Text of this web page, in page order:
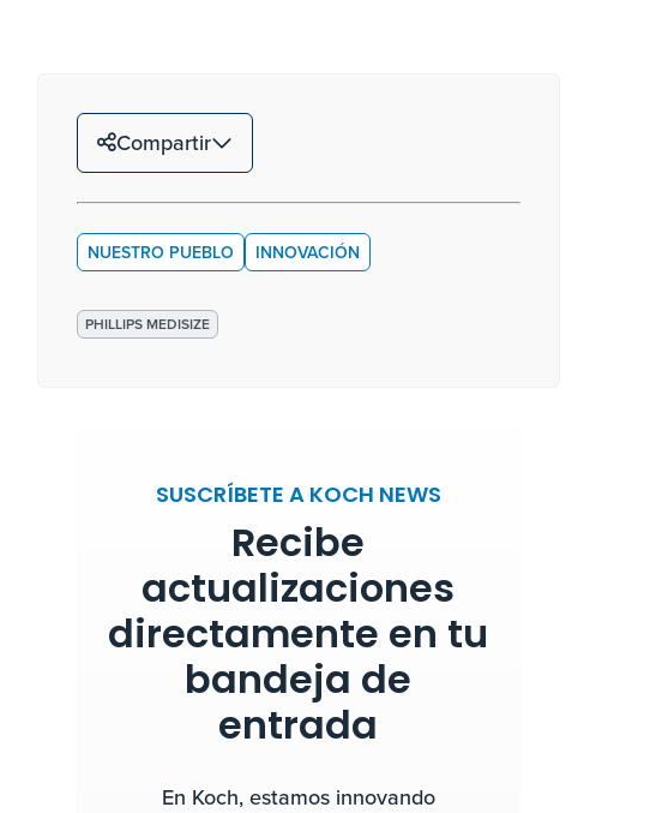
Compartir
NUESTRO PUEBLO INNOVACIÓN
PHILLIPS MEDISIZE
SUSCRÍBETE A KOCH NEWS
Recibe
actualizaciones
directamente en tu
bandeja de
entrada
En Koch, estamos innovando